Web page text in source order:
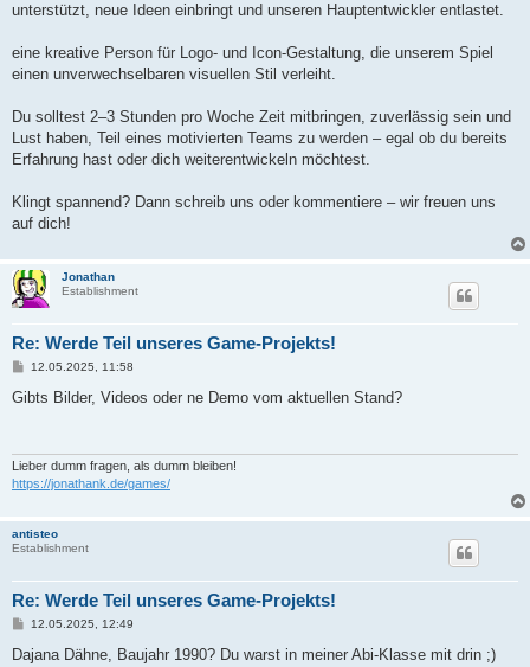
unterstützt, neue Ideen einbringt und unseren Hauptentwickler entlastet.
eine kreative Person für Logo- und Icon-Gestaltung, die unserem Spiel
einen unverwechselbaren visuellen Stil verleiht.
Du solltest 2–3 Stunden pro Woche Zeit mitbringen, zuverlässig sein und
Lust haben, Teil eines motivierten Teams zu werden – egal ob du bereits
Erfahrung hast oder dich weiterentwickeln möchtest.
Klingt spannend? Dann schreib uns oder kommentiere – wir freuen uns
auf dich!
Jonathan
Establishment
Re: Werde Teil unseres Game-Projekts!
B
i
12.05.2025, 11:58
Gibts Bilder, Videos oder ne Demo vom aktuellen Stand?
Lieber dumm fragen, als dumm bleiben!
https://jonathank.de/games/
antisteo
Establishment
Re: Werde Teil unseres Game-Projekts!
B
i
12.05.2025, 12:49
Dajana Dähne, Baujahr 1990? Du warst in meiner Abi-Klasse mit drin ;)